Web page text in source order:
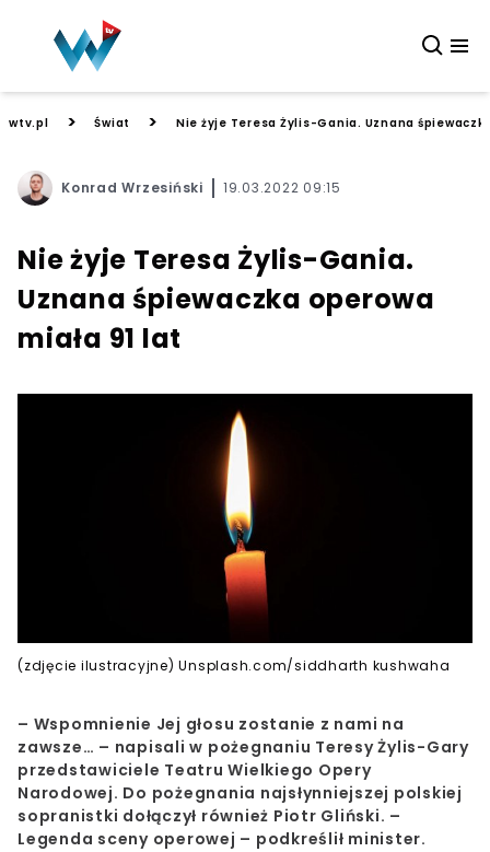
wtv.pl > Świat > Nie żyje Teresa Żylis-Gania. Uznana
Konrad Wrzesiński 19.03.2022 09:15
Nie żyje Teresa Żylis-Gania.
Uznana śpiewaczka operowa
miała 91 lat
(zdjęcie ilustracyjne) Unsplash.com/siddharth kushwaha
– Wspomnienie Jej głosu zostanie z nami na
zawsze… – napisali w pożegnaniu Teresy Żylis-Gary
przedstawiciele Teatru Wielkiego Opery
Narodowej. Do pożegnania najsłynniejszej polskiej
sopranistki dołączył również Piotr Gliński. –
Legenda sceny operowej – podkreślił minister.